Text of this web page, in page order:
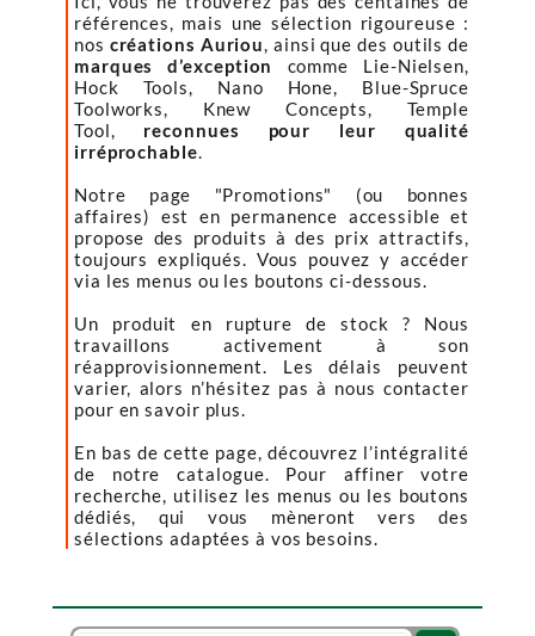
références, mais une sélection rigoureuse :
nos créations Auriou, ainsi que des outils de
marques d’exception
comme Lie-Nielsen,
Hock Tools, Nano Hone, Blue-Spruce
Toolworks, Knew Concepts, Temple
Tool, reconnues pour leur qualité
irréprochable.
Notre page "Promotions" (ou bonnes
affaires) est en permanence accessible et
propose des produits à des prix attractifs,
toujours expliqués. Vous pouvez y accéder
via les menus ou les boutons ci-dessous.
Un produit en rupture de stock ? Nous
travaillons activement à son
réapprovisionnement. Les délais peuvent
varier, alors n’hésitez pas à nous contacter
pour en savoir plus.
En bas de cette page, découvrez l’intégralité
de notre catalogue. Pour affiner votre
recherche, utilisez les menus ou les boutons
dédiés, qui vous mèneront vers des
sélections adaptées à vos besoins.